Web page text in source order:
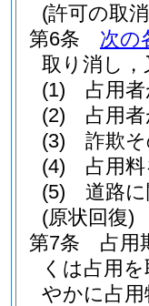
(許可の取
第6条
次の
取り消し
(1)
占用
(2)
占用
(3)
詐欺
(4)
占用
(5)
道路
(原状回復)
第7条
占用
くは占用
やかに占